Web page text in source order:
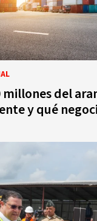
millones del
y qué